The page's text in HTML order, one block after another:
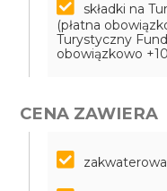
składki na
(płatna
Turystyczny
obowiązkowo
CENA ZAWIERA